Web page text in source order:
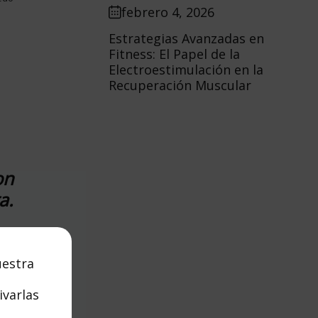
febrero 4, 2026
Estrategias Avanzadas en
Fitness: El Papel de la
Electroestimulación en la
Recuperación Muscular